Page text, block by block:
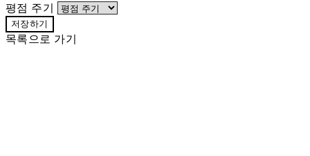
평점 주기
저장하기
목록으로 가기